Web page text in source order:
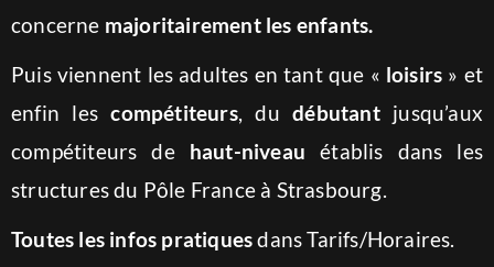
concerne majoritairement les enfants.
Puis viennent les adultes en tant que « loisirs » et
enfin lescompétiteurs, dudébutantjusqu’aux
compétiteurs dehaut-niveau établis dans les
structures du Pôle France à Strasbourg.
Toutes les infos pratiquesdans Tarifs/Horaires.